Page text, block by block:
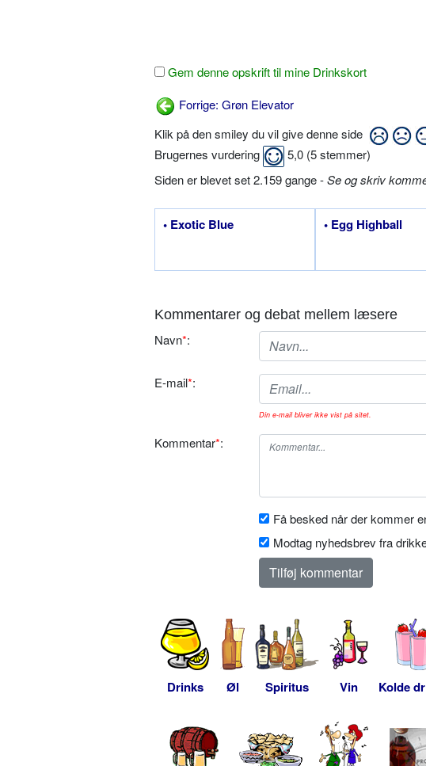
Gem denne opskrift til mine Drinkskort
Forrige: Grøn Elevator
Klik på den smiley du vil give denne side
Brugernes vurdering
5,0 (5stemmer)
Siden er blevet set 2.159 gange -Se og skriv
• Exotic Blue • Egg Highball
Kommentarer og debat mellem læsere
Navn*:
E-mail*:
Din e-mail bliver ikke vist på sitet.
Kommentar*:
Få besked når der kommer
Modtag nyhedsbrev fra
Drinks Øl Spiritus Vin Kolde